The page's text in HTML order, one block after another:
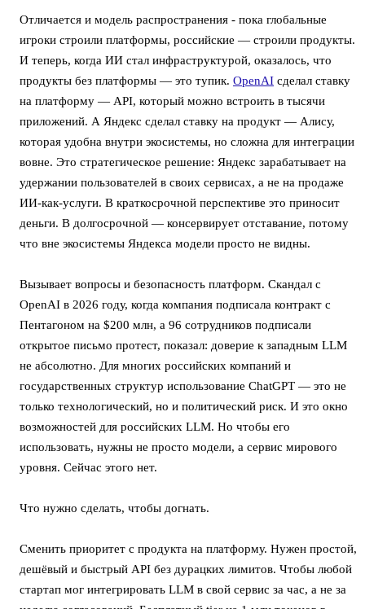
Отличается и модель распространения - пока глобальные
игроки строили платформы, российские — строили продукты.
И теперь, когда ИИ стал инфраструктурой, оказалось, что
продукты без платформы — это тупик. OpenAI сделал ставку
на платформу — API, который можно встроить в тысячи
приложений. А Яндекс сделал ставку на продукт — Алису,
которая удобна внутри экосистемы, но сложна для интеграции
вовне. Это стратегическое решение: Яндекс зарабатывает на
удержании пользователей в своих сервисах, а не на продаже
ИИ-как-услуги. В краткосрочной перспективе это приносит
деньги. В долгосрочной — консервирует отставание, потому
что вне экосистемы Яндекса модели просто не видны.
Вызывает вопросы и безопасность платформ. Скандал с
OpenAI в 2026 году, когда компания подписала контракт с
Пентагоном на $200 млн, а 96 сотрудников подписали
открытое письмо протест, показал: доверие к западным LLM
не абсолютно. Для многих российских компаний и
государственных структур использование ChatGPT — это не
только технологический, но и политический риск. И это окно
возможностей для российских LLM. Но чтобы его
использовать, нужны не просто модели, а сервис мирового
уровня. Сейчас этого нет.
Что нужно сделать, чтобы догнать.
Сменить приоритет с продукта на платформу. Нужен простой,
дешёвый и быстрый API без дурацких лимитов. Чтобы любой
стартап мог интегрировать LLM в свой сервис за час, а не за